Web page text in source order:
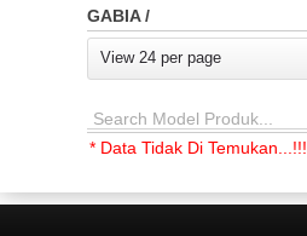
GABIA /
View 24 per page
Search Model Produk...
* Data Tidak Di Temukan...!!!